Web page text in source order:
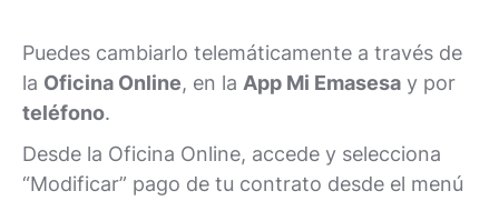
Puedes cambiarlo telemáticamente a través de
la Oficina Online, en la App Mi Emasesa y por
teléfono.
Desde la Oficina Online, accede y selecciona
“Modificar” pago de tu contrato desde el menú